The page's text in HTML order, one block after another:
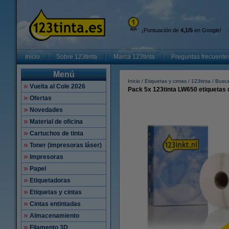
¡Puntuación de 4,1/5 en Google!
Inicio Sobre 123tinta Marca 123tinta Preguntas
Menú
Vuelta al Cole 2026
Ofertas
Novedades
Material de oficina
Cartuchos de tinta
Toner (impresoras láser)
Impresoras
Papel
Etiquetadoras
Etiquetas y cintas
Cintas entintadas
Almacenamiento
Filamento 3D
Inicio Etiquetas y cintas 123tinta
Pack 5x 123tinta LW650